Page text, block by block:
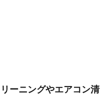
ーニングやエアコン清